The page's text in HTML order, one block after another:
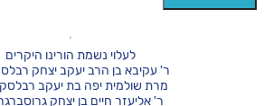
לעלוי נשמת הורינו היקרים
ר' עקיבא בן הרב יעקב יצחק
מרת שולמית יפה בת יעקב
ר' אליעזר חיים בן יצחק